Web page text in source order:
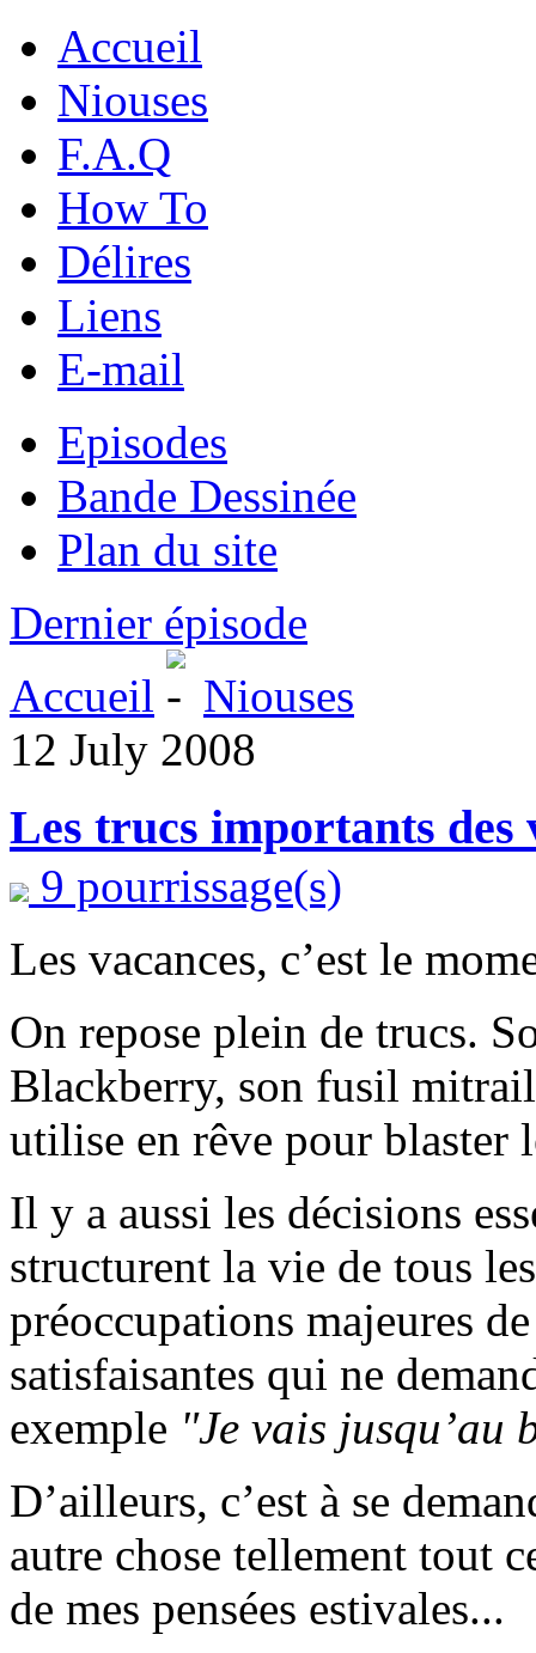
Accueil
Niouses
F.A.Q
How To
Délires
Liens
E-mail
Episodes
Bande Dessinée
Plan du site
Dernier épisode
Accueil
Niouses
12 July 2008
Les trucs importants des
9 pourrissage(s)
Les vacances, c’est le
On repose plein de trucs.
Blackberry, son fusil
utilise en rêve pour blaster
Il y a aussi les décisions
structurent la vie de tous
préoccupations majeures
satisfaisantes qui ne
exemple "Je vais jusqu’au
D’ailleurs, c’est à se
autre chose tellement tout
de mes pensées estivales...